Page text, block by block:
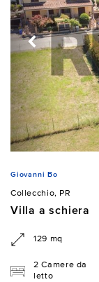
Giovanni Bo
Collecchio, PR
Villa a schiera
129 mq
2 Camere da
letto